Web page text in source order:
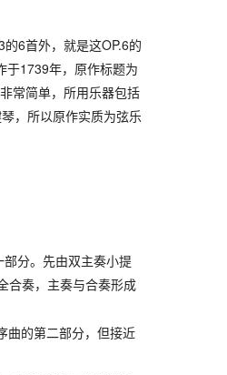
6首外，就是这OP.6的
于1739年，原作标题为
常简单，所用乐器包括
，所以原作实质为弦乐
分。先由双主奏小提
合奏，主奏与合奏形成
曲的第二部分，但接近